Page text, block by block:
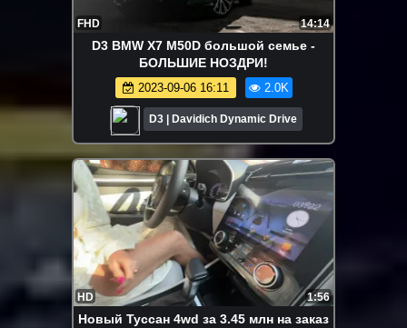
FHD 14:14
D3 BMW X7 M50D большой семье -
БОЛЬШИЕ НОЗДРИ!
2023-09-06 16:11 2.0K
D3 | Davidich Dynamic Drive
HD 1:56
Новый Туссан 4wd за 3.45 млн на заказ